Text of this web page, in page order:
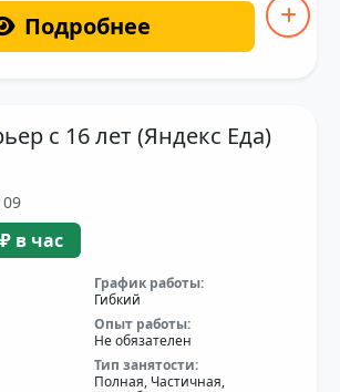
Подробнее
с 16 лет (Яндекс Еда)
в час
График работы:
Гибкий
Опыт работы:
Не обязателен
Тип занятости:
Полная, Частичная,